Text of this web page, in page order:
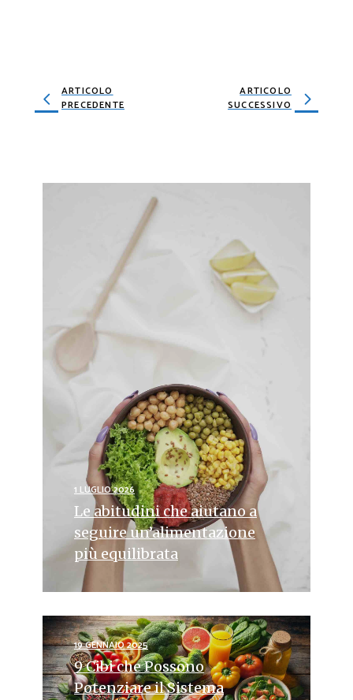
ARTICOLO
PRECEDENTE
ARTICOLO
SUCCESSIVO
1 LUGLIO 2026
Le abitudini che aiutano a
seguire un’alimentazione
più equilibrata
19 GENNAIO 2025
9 Cibi che Possono
Potenziare il Sistema